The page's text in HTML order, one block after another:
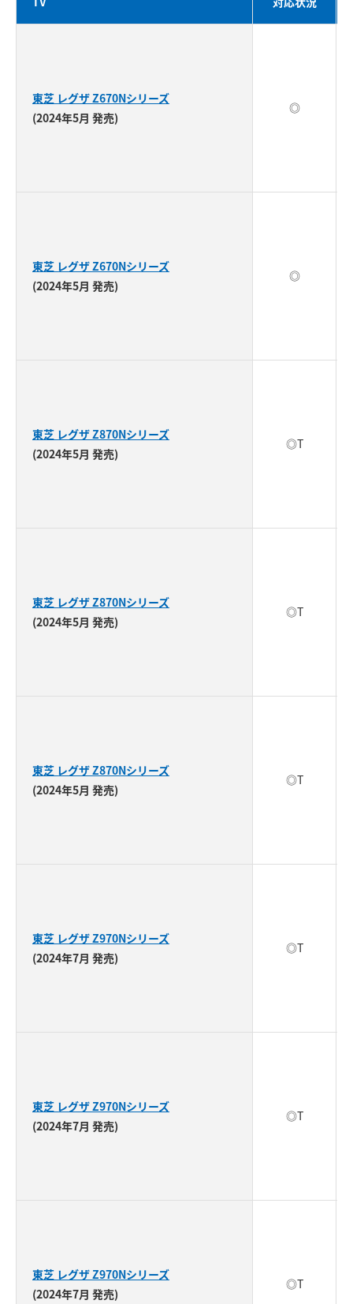
東芝 レグザ Z670Nシリーズ
(2024年5月 発売)
◎
東芝 レグザ Z670Nシリーズ
(2024年5月 発売)
◎
東芝 レグザ Z870Nシリーズ
(2024年5月 発売)
◎T
東芝 レグザ Z870Nシリーズ
(2024年5月 発売)
◎T
東芝 レグザ Z870Nシリーズ
(2024年5月 発売)
◎T
東芝 レグザ Z970Nシリーズ
(2024年7月 発売)
◎T
東芝 レグザ Z970Nシリーズ
(2024年7月 発売)
◎T
東芝 レグザ Z970Nシリーズ
(2024年7月 発売)
◎T